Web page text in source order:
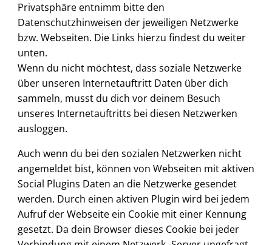
Privatsphäre entnimm bitte den
Datenschutzhinweisen der jeweiligen Netzwerke
bzw. Webseiten. Die Links hierzu findest du weiter
unten.
Wenn du nicht möchtest, dass soziale Netzwerke
über unseren Internetauftritt Daten über dich
sammeln, musst du dich vor deinem Besuch
unseres Internetauftritts bei diesen Netzwerken
ausloggen.
Auch wenn du bei den sozialen Netzwerken nicht
angemeldet bist, können von Webseiten mit aktiven
Social Plugins Daten an die Netzwerke gesendet
werden. Durch einen aktiven Plugin wird bei jedem
Aufruf der Webseite ein Cookie mit einer Kennung
gesetzt. Da dein Browser dieses Cookie bei jeder